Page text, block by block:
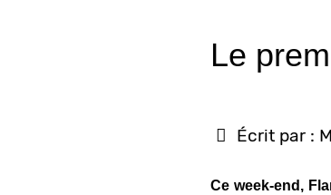
Le
Écrit par :
Ce week-end,